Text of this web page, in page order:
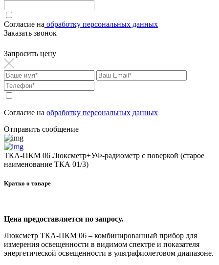
Согласие на обработку персональных данных
Заказать звонок
Запросить цену
Согласие на обработку персональных данных
Отправить сообщение
ТКА-ПКМ 06 Люксметр+УФ-радиометр с поверкой (старое
наименование ТКА 01/3)
Кратко о товаре
Цена предоставляется по запросу.
Люксметр ТКА-ПКМ 06 – комбинированный прибор для
измерения освещенности в видимом спектре и показателя
энергетической освещенности в ультрафиолетовом диапазоне.